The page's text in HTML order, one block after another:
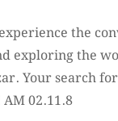
the
exploring the
Your search
02.11.8